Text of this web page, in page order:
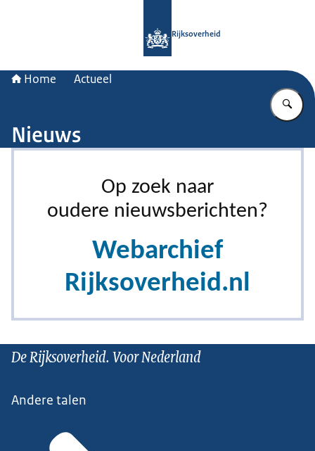
Rijksoverheid
Home Actueel
Nieuws
De Rijksoverheid. Voor Nederland
Andere talen